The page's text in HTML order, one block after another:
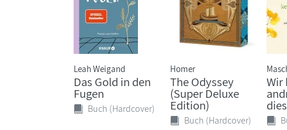
Leah Weigand
Das Gold in den
Fugen
Buch (Hardcover)
Homer
The Odyssey
(Super Deluxe
Edition)
Buch (Hardcover)
Wir